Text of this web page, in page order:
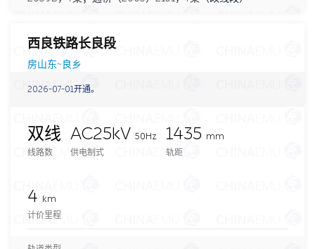
西良铁路长良段
房山东~良乡
2026-07-01开通。
双线
线路数
AC25kV 50Hz
供电制式
1435 mm
轨距
4
km
计价里程